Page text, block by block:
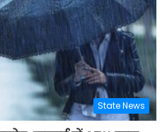
State News